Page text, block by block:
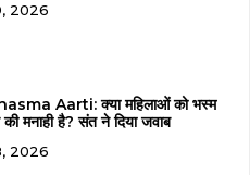
2026
Aarti: क्या महिलाओं को भस्म
मनाही है? संत ने दिया जवाब
2026